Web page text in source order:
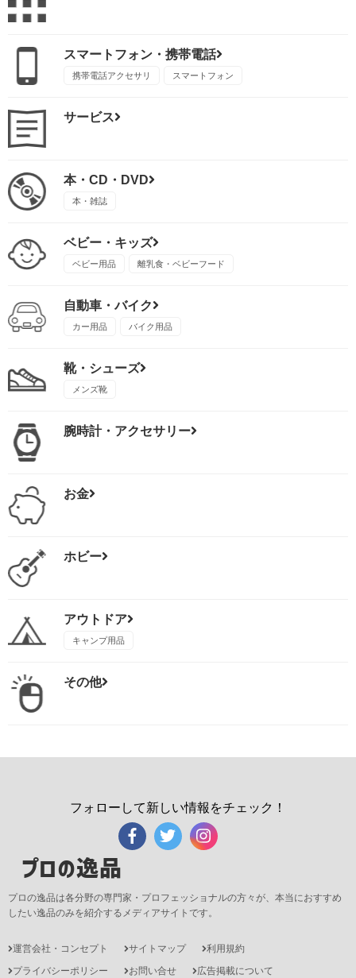
スマートフォン・携帯電話
携帯電話アクセサリ スマートフォン
サービス
本・CD・DVD
本・雑誌
ベビー・キッズ
ベビー用品 離乳食・ベビーフード
自動車・バイク
カー用品 バイク用品
靴・シューズ
メンズ靴
腕時計・アクセサリー
お金
ホビー
アウトドア
キャンプ用品
その他
フォローして新しい情報をチェック！
プロの逸品
プロの逸品は各分野の専門家・プロフェッショナルの方々が、本当におすすめ
したい逸品のみを紹介するメディアサイトです。
運営会社・コンセプト サイトマップ
利用規約
プライバシーポリシー
お問い合せ 広告掲載について